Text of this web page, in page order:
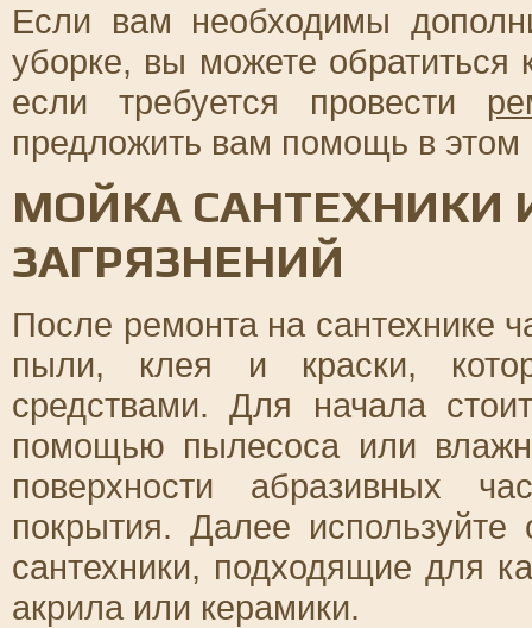
Если вам необходимы
уборке, вы можете
если требуется провести
предложить вам помощь в этом
МОЙКА САНТЕХНИКИ
ЗАГРЯЗНЕНИЙ
После ремонта на сантехнике
пыли, клея и краски,
средствами. Для начала
помощью пылесоса или
поверхности абразивных
покрытия. Далее
сантехники, подходящие для
акрила или керамики.